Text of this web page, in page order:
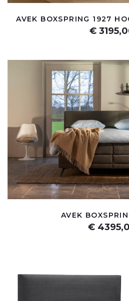
AVEK BOXSPRING 1927
€
AVEK
€